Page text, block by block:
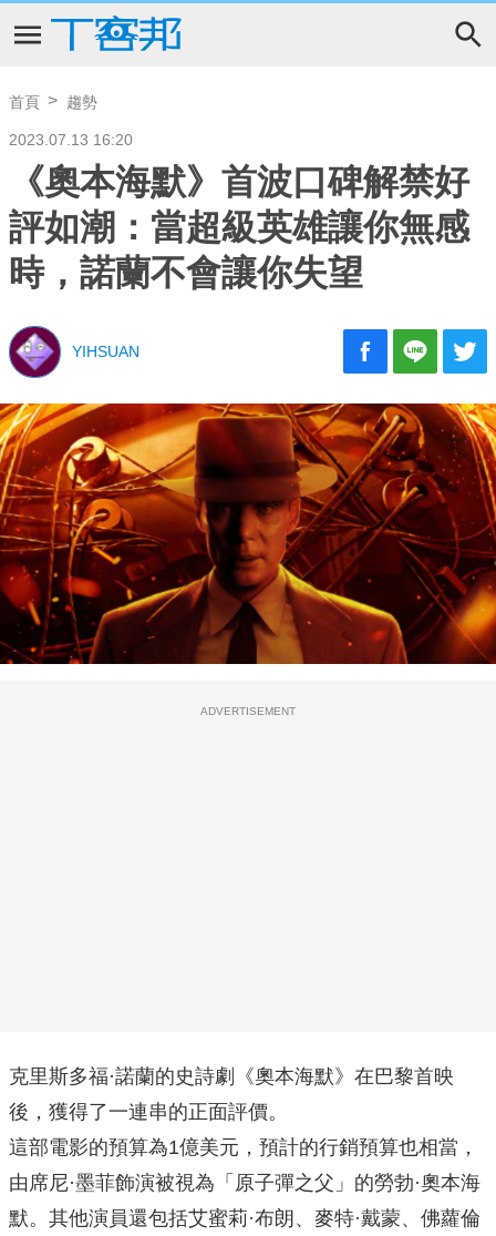
首頁 趨勢
2023.07.13 16:20
《奧本海默》首波口碑解禁好
評如潮：當超級英雄讓你無感
時，諾蘭不會讓你失望
YIHSUAN
ADVERTISEMENT
克里斯多福·諾蘭的史詩劇《奧本海默》在巴黎首映
後，獲得了一連串的正面評價。
這部電影的預算為1億美元，預計的行銷預算也相當，
由席尼·墨菲飾演被視為「原子彈之父」的勞勃·奧本海
默。其他演員還包括艾蜜莉·布朗、麥特·戴蒙、佛蘿倫